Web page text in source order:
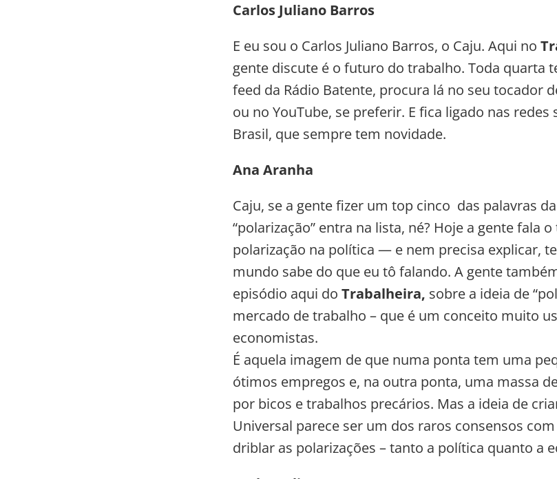
Carlos Juliano Barros
E eu sou o Carlos Juliano Barros, o Caju. Aqui no
gente discute é o futuro do trabalho. Toda quarta
feed da Rádio Batente, procura lá no seu tocador
ou no YouTube, se preferir. E fica ligado nas redes
Brasil, que sempre tem novidade.
Ana Aranha
Caju, se a gente fizer um top cinco das palavras
“polarização” entra na lista, né? Hoje a gente fala
polarização na política — e nem precisa explicar,
mundo sabe do que eu tô falando. A gente
episódio aqui do Trabalheira, sobre a ideia de
mercado de trabalho – que é um conceito muito
economistas.
É aquela imagem de que numa ponta tem uma
ótimos empregos e, na outra ponta, uma massa
por bicos e trabalhos precários. Mas a ideia de
Universal parece ser um dos raros consensos
driblar as polarizações – tanto a política quanto a